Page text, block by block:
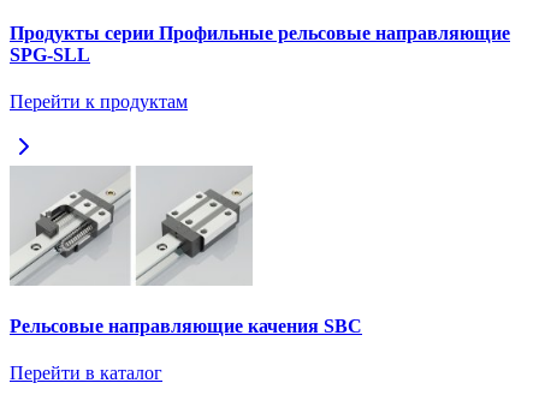
Продукты серии Профильные рельсовые направляющие
SPG-SLL
Перейти к продуктам
Рельсовые направляющие качения SBC
Перейти в каталог